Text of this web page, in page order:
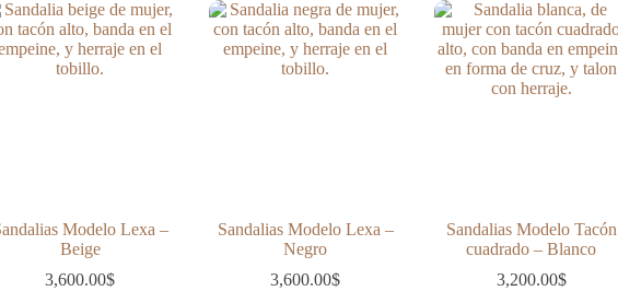
Modelo Lexa –
Beige
3,600.00$
Sandalias Modelo Lexa –
Negro
3,600.00$
Sandalias Modelo Tacón
cuadrado – Blanco
3,200.00$